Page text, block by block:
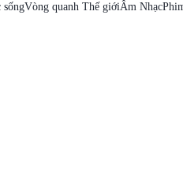
sốngVòng quanh Thế giớiÂm Nhạc